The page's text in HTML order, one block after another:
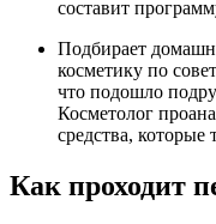
составит
Подбирает
косметику по
что подошло
Косметолог
средства, которые
Как проходит